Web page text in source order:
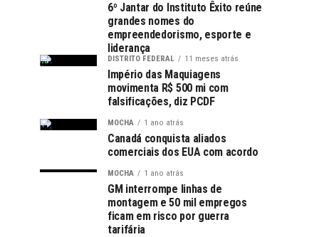
6º Jantar do Instituto Êxito reúne
grandes nomes do
empreendedorismo, esporte e
liderança
DISTRITO FEDERAL 11 meses atrás
Império das Maquiagens
movimenta R$ 500 mi com
falsificações, diz PCDF
MOCHA 1 ano atrás
Canadá conquista aliados
comerciais dos EUA com acordo
MOCHA 1 ano atrás
GM interrompe linhas de
montagem e 50 mil empregos
ficam em risco por guerra
tarifária